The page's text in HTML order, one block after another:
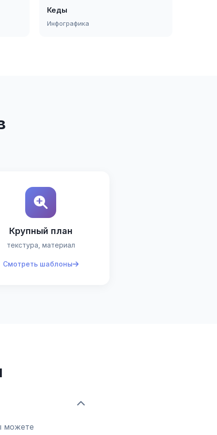
Кеды
Инфографика
Крупный план
текстура, материал
Смотреть шаблоны
можете